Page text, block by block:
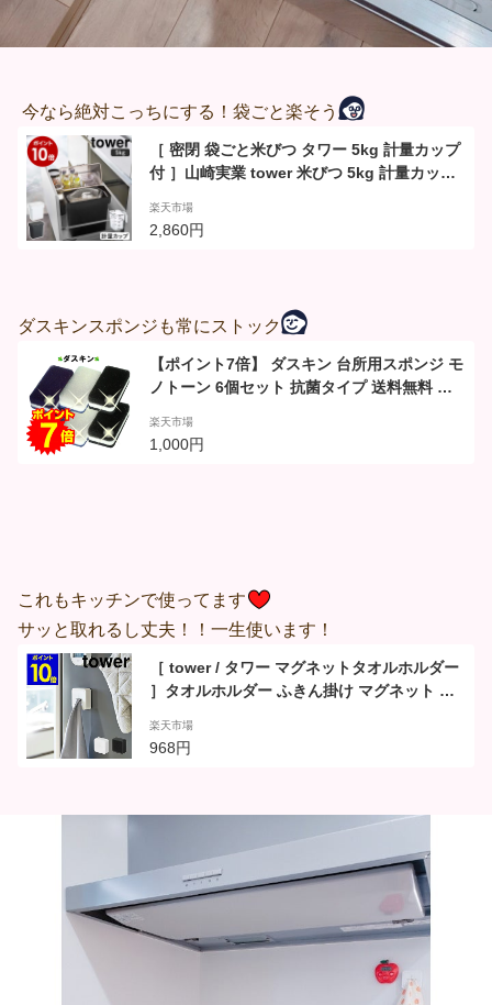
今なら絶対こっちにする！袋ごと楽そう
［ 密閉 袋ごと米びつ タワー 5kg 計量カップ
付 ］山崎実業 tower 米びつ 5kg 計量カップ
しゃれ スリム 冷蔵庫 野菜室 米櫃 5キロ ライ
スストッカー 袋ごと そのまま こめびつ 湿気
楽天市場
2,860円
ダスキンスポンジも常にストック
【ポイント7倍】 ダスキン 台所用スポンジ モ
ノトーン 6個セット 抗菌タイプ 送料無料 黒
00円 ポイントアップ
楽天市場
1,000円
これもキッチンで使ってます
サッと取れるし丈夫！！一生使います！
［ tower / タワー マグネットタオルホルダー
］タオルホルダー ふきん掛け マグネット 磁
ル ホルダー キッチン雑貨 おしゃれ 北欧 yam
azaki 山崎実業【ポイント10倍】
楽天市場
968円